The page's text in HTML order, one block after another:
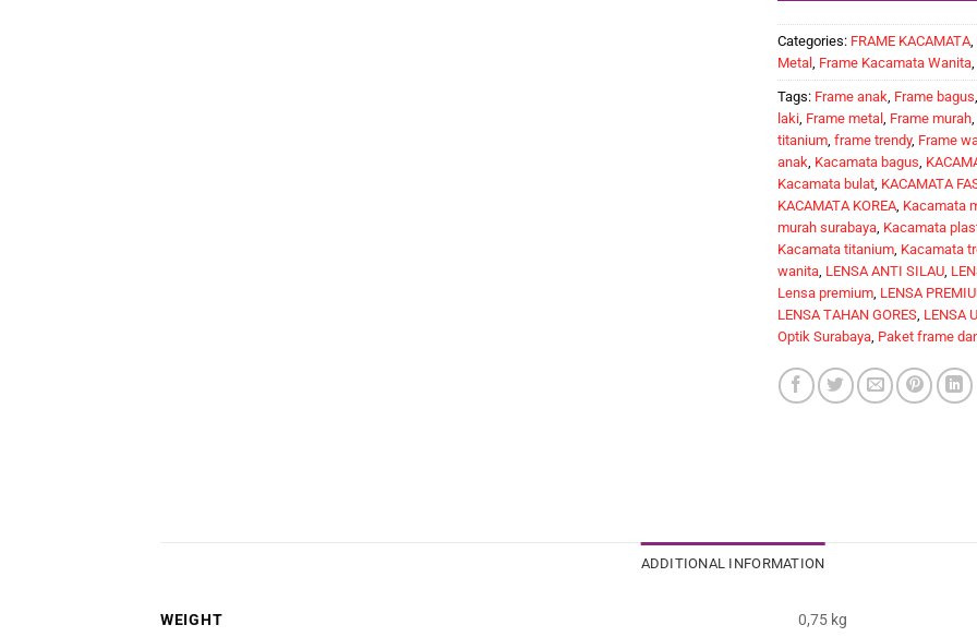
Categories: FRAME KACAMATA,
Metal , Frame Kacamata Wanita,
Tags: Frame anak, Frame bagus,
laki, Frame metal , Frame murah,
titanium, frame trendy, Frame
anak, Kacamata bagus,
Kacamata bulat, KACAMATA
KACAMATA KOREA, Kacamata
murah surabaya, Kacamata
Kacamata titanium, Kacamata
wanita, LENSA ANTI SILAU,
Lensa premium, LENSA
LENSA TAHAN GORES, LENSA
Optik Surabaya, Paket frame
ADDITIONAL INFORMATION
WEIGHT 0,75 kg